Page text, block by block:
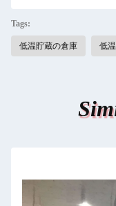
Tags:
低温貯蔵の倉庫 低